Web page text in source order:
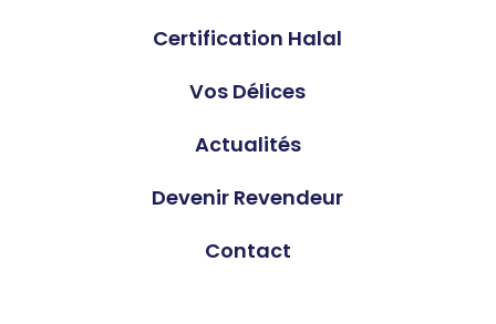
Certification Halal
Vos Délices
Actualités
Devenir Revendeur
Contact